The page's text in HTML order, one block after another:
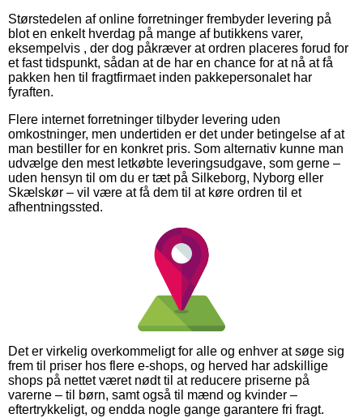
Størstedelen af online forretninger frembyder levering på
blot en enkelt hverdag på mange af butikkens varer,
eksempelvis , der dog påkræver at ordren placeres forud for
et fast tidspunkt, sådan at de har en chance for at nå at få
pakken hen til fragtfirmaet inden pakkepersonalet har
fyraften.
Flere internet forretninger tilbyder levering uden
omkostninger, men undertiden er det under betingelse af at
man bestiller for en konkret pris. Som alternativ kunne man
udvælge den mest letkøbte leveringsudgave, som gerne –
uden hensyn til om du er tæt på Silkeborg, Nyborg eller
Skælskør – vil være at få dem til at køre ordren til et
afhentningssted.
Det er virkelig overkommeligt for alle og enhver at søge sig
frem til priser hos flere e-shops, og herved har adskillige
shops på nettet været nødt til at reducere priserne på
varerne – til børn, samt også til mænd og kvinder –
eftertrykkeligt, og endda nogle gange garantere fri fragt.